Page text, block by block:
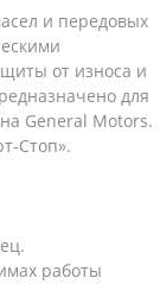
и передовых
от износа и
для
General Motors.
Стоп».
работы